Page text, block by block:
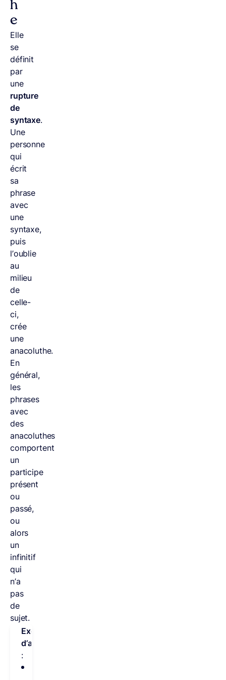
h
e
Elle
se
définit
par
une
rupture
de
syntaxe.
Une
personne
qui
écrit
sa
phrase
avec
une
syntaxe,
puis
l’oublie
au
milieu
de
celle-
ci,
crée
une
anacoluthe.
En
général,
les
phrases
avec
des
anacoluthes
comportent
un
participe
présent
ou
passé,
ou
alors
un
infinitif
qui
n’a
pas
de
sujet.
Exemples
d’anacoluthe
: